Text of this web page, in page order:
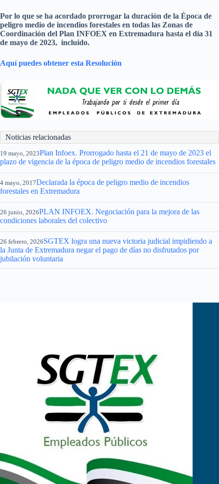
Por lo que se ha acordado prorrogar la duración de la Época de
peligro medio de incendios forestales en todas las Zonas de
Coordinación del Plan INFOEX en Extremadura hasta el día 31
de mayo de 2023, incluido.
Aquí puedes obtener esta Resolución
Noticias relacionadas
19 mayo, 2023Plan Infoex. Prorrogado hasta el 21 de mayo de 2023 el
plazo de vigencia de la época de peligro medio de incendios forestales
4 mayo, 2017Declarada la época de peligro medio de incendios
forestales en Extremadura
26 junio, 2026PLAN INFOEX. Negociación para la mejora de las
condiciones laborales del colectivo
26 febrero, 2026SGTEX logra una nueva victoria judicial impidiendo a
la Junta de Extremadura negar el pago de días no disfrutados por
jubilación voluntaria